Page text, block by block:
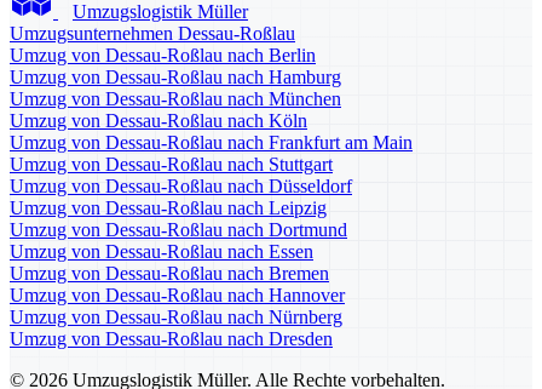
Umzugslogistik Müller
Umzugsunternehmen Dessau-Roßlau
Umzug von Dessau-Roßlau nach Berlin
Umzug von Dessau-Roßlau nach Hamburg
Umzug von Dessau-Roßlau nach München
Umzug von Dessau-Roßlau nach Köln
Umzug von Dessau-Roßlau nach Frankfurt am Main
Umzug von Dessau-Roßlau nach Stuttgart
Umzug von Dessau-Roßlau nach Düsseldorf
Umzug von Dessau-Roßlau nach Leipzig
Umzug von Dessau-Roßlau nach Dortmund
Umzug von Dessau-Roßlau nach Essen
Umzug von Dessau-Roßlau nach Bremen
Umzug von Dessau-Roßlau nach Hannover
Umzug von Dessau-Roßlau nach Nürnberg
Umzug von Dessau-Roßlau nach Dresden
© 2026 Umzugslogistik Müller. Alle Rechte vorbehalten.